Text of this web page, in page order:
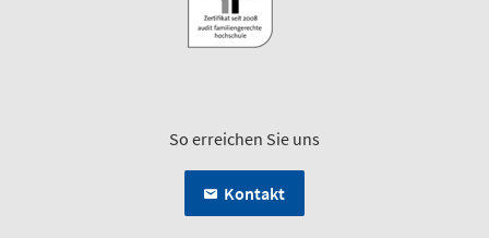
So erreichen Sie uns
Kontakt